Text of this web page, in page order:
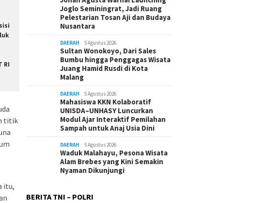
RI
titik
itu,
Joglo Seminingrat, Jadi Ruang
Pelestarian Tosan Aji dan Budaya
Nusantara
DAERAH 5 Agustus 2026
Sultan Wonokoyo, Dari Sales
Bumbu hingga Penggagas Wisata
Juang Hamid Rusdi di Kota
Malang
DAERAH 5 Agustus 2026
Mahasiswa KKN Kolaboratif
UNISDA–UNHASY Luncurkan
Modul Ajar Interaktif Pemilahan
Sampah untuk Anaj Usia Dini
DAERAH 5 Agustus 2026
Waduk Malahayu, Pesona Wisata
Alam Brebes yang Kini Semakin
Nyaman Dikunjungi
BERITA TNI – POLRI